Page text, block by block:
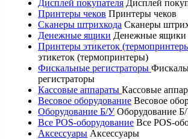
Дисплей покупателя Дисплей
Принтеры чеков Принтеры чеков
Сканеры штрихкода Сканеры
Денежные ящики Денежные ящики
Принтеры этикеток
этикеток (термопринтеры)
Фискальные регистраторы
регистраторы
Кассовые аппараты Кассовые
Весовое оборудование Весовое
Оборудование Б/У Оборудование
Все POS-оборудование Все POS-
Аксессуары Аксессуары